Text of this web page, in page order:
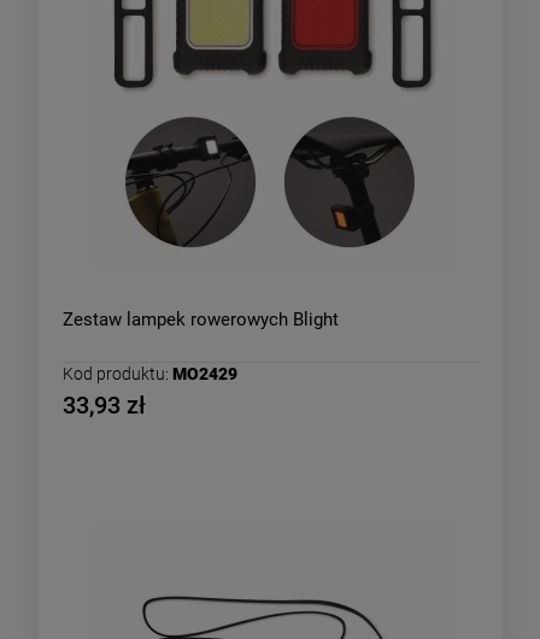
Zestaw lampek rowerowych Blight
Kod produktu: MO2429
33,93 zł